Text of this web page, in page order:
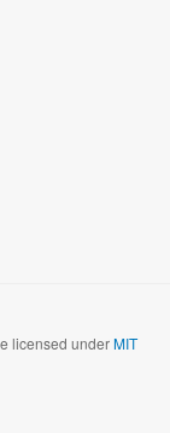
licensed underMIT